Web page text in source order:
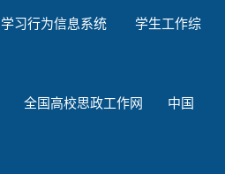
学习行为信息系统 学生工作综
全国高校思政工作网 中国